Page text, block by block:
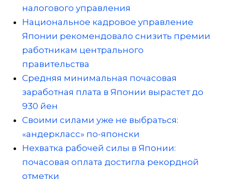
налогового управления
Национальное кадровое управление
Японии рекомендовало снизить премии
работникам центрального
правительства
Средняя минимальная почасовая
заработная плата в Японии вырастет до
930 йен
Своими силами уже не выбраться:
«андеркласс» по-японски
Нехватка рабочей силы в Японии:
почасовая оплата достигла рекордной
отметки